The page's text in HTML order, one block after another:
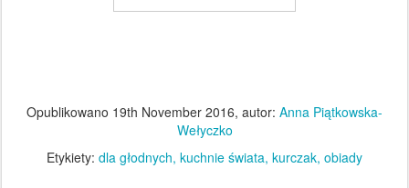
Opublikowano 19th November 2016, autor: Anna Piątkowska-
Wełyczko
Etykiety: dla głodnych kuchnie świata kurczak obiady